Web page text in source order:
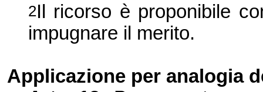
2Il ricorso è proponibile
impugnare il merito.
Applicazione per analogia